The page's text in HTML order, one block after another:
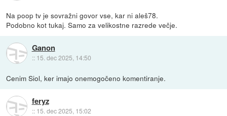
Na poop tv je sovražni govor vse, kar ni aleš78.
Podobno kot tukaj. Samo za velikostne razrede večje.
Ganon
:: 15. dec 2025, 14:50
Cenim Siol, ker imajo onemogočeno komentiranje.
feryz
:: 15. dec 2025, 15:02